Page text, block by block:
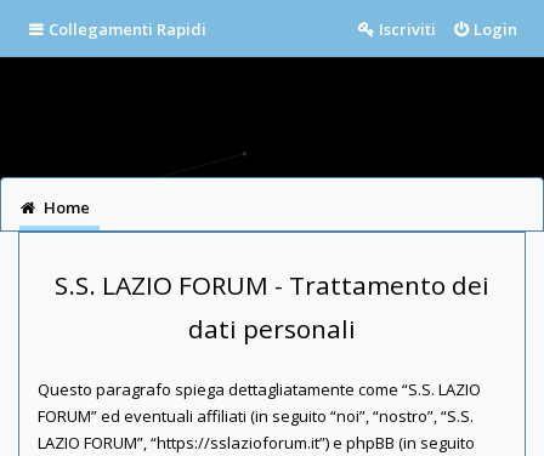
Collegamenti Rapidi Login
Iscriviti
Home
S.S. LAZIO FORUM - Trattamento dei
dati personali
Questo paragrafo spiega dettagliatamente come “S.S. LAZIO
FORUM” ed eventuali affiliati (in seguito “noi”, “nostro”, “S.S.
LAZIO FORUM”, “https://sslazioforum.it”) e phpBB (in seguito